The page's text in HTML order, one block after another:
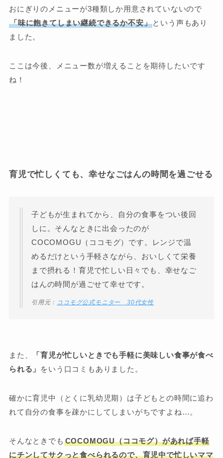
おにぎりのメニューが3種類しか用意されていないので
「味に飽きてしまい継続できるか不安」 という声もあり
ました。
ここは今後、メニュー数が増えることを期待したいです
ね！
育児で忙しくても、幸せなごはんの時間を過ごせる
子どもが生まれてから、自分の食事をつい後回
しに。そんなときに出会ったのが
COCOMOGU（ココモグ）です。レンジで温
めるだけという手軽さながら、おいしくて栄養
まで摂れる！育児で忙しい日々でも、幸せなご
はんの時間が過ごせて幸せです。
引用元： ココモグ公式モニター 30代女性
また、
「育児が忙しいときでも手軽に美味しい食事が食べ
られる」
をいう口コミもありました。
確かに育児中（とくに乳幼児期）は子どもとの時間に追わ
れて自分の食事を疎かにしてしまいがちですよね…。
そんなときでも COCOMOGU（ココモグ）があれば手軽
にチンしてサクっと食べられるので、育児中で忙しいママ